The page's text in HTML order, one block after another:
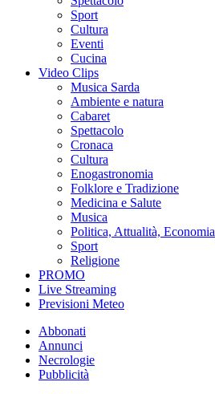
Sport
Cultura
Eventi
Cucina
Video Clips
Musica Sarda
Ambiente e natura
Cabaret
Spettacolo
Cronaca
Cultura
Enogastronomia
Folklore e Tradizione
Medicina e Salute
Musica
Politica, Attualità, Economia
Sport
Religione
PROMO
Live Streaming
Previsioni Meteo
Abbonati
Annunci
Necrologie
Pubblicità